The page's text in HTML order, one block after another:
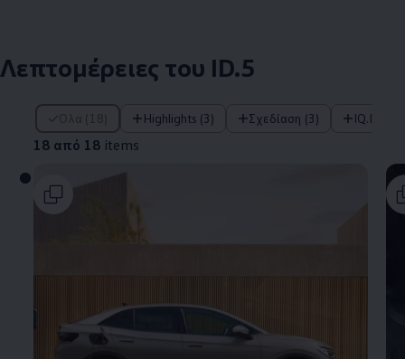
Λεπτομέρειες του ID.5
Όλα (18) Highlights (3) Σχεδίαση (3)
18 από 18 items
18 από 18 items